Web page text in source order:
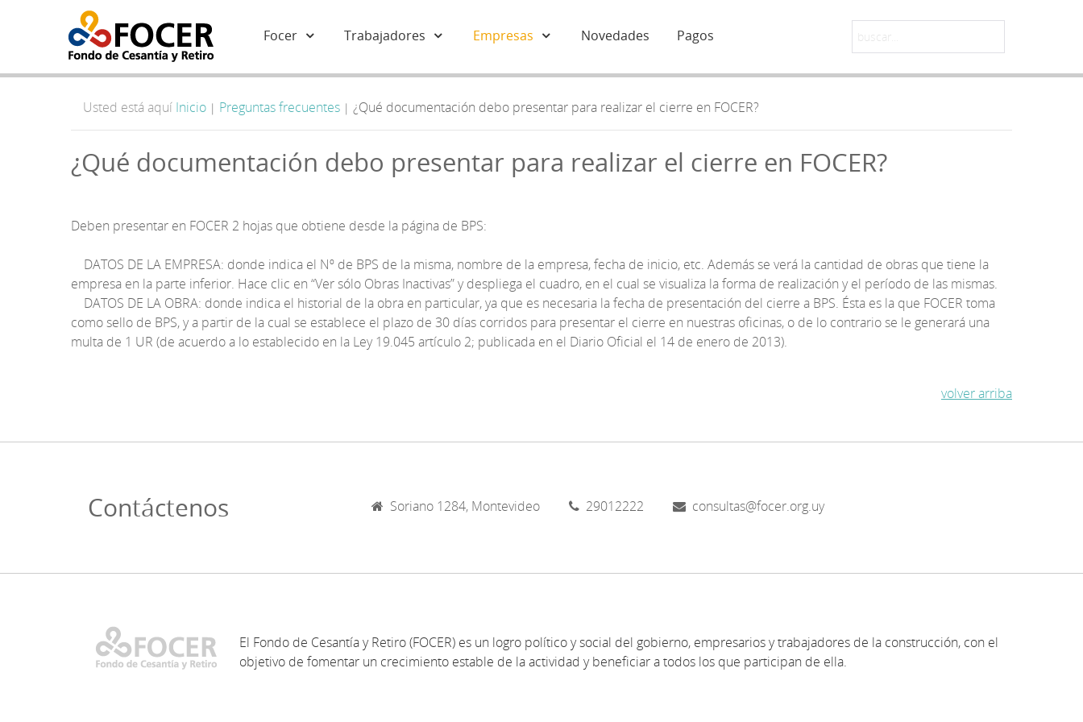
Focer Trabajadores Empresas Novedades Pagos
Usted está aquí Inicio | Preguntas frecuentes | ¿Qué documentación debo presentar para realizar el cierre en FOCER?
¿Qué documentación debo presentar para realizar el cierre en FOCER?
Deben presentar en FOCER 2 hojas que obtiene desde la página de BPS:
DATOS DE LA EMPRESA: donde indica el Nº de BPS de la misma, nombre de la empresa, fecha de inicio, etc. Además se verá la cantidad de obras que tiene la
empresa en la parte inferior. Hace clic en “Ver sólo Obras Inactivas” y despliega el cuadro, en el cual se visualiza la forma de realización y el período de las mismas.
DATOS DE LA OBRA: donde indica el historial de la obra en particular, ya que es necesaria la fecha de presentación del cierre a BPS. Ésta es la que FOCER toma
como sello de BPS, y a partir de la cual se establece el plazo de 30 días corridos para presentar el cierre en nuestras oficinas, o de lo contrario se le generará una
multa de 1 UR (de acuerdo a lo establecido en la Ley 19.045 artículo 2; publicada en el Diario Oficial el 14 de enero de 2013).
volver arriba
Contáctenos Soriano 1284, Montevideo 29012222 consultas@focer.org.uy
El Fondo de Cesantía y Retiro (FOCER) es un logro político y social del gobierno, empresarios y trabajadores de la construcción, con el
objetivo de fomentar un crecimiento estable de la actividad y beneficiar a todos los que participan de ella.